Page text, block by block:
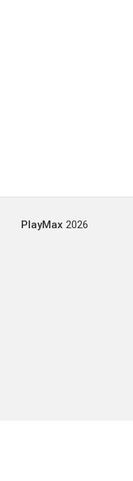
PlayMax 2026